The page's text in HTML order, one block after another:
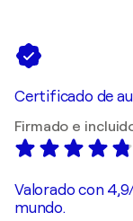
Certificado de
Firmado e
Valorado con
mundo.